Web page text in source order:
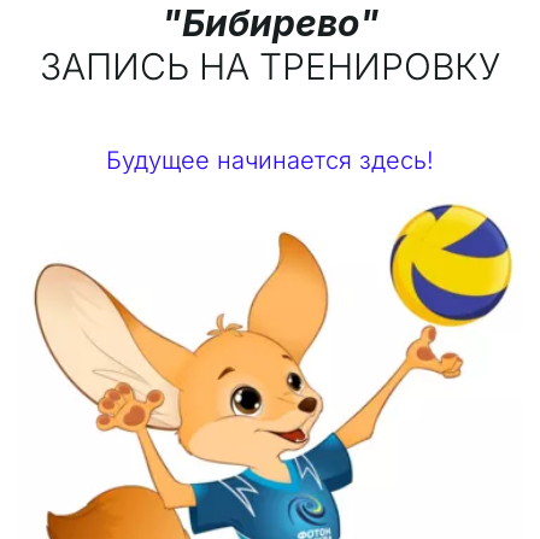
"Бибирево"
ЗАПИСЬ НА ТРЕНИРОВКУ
Будущее начинается здесь!